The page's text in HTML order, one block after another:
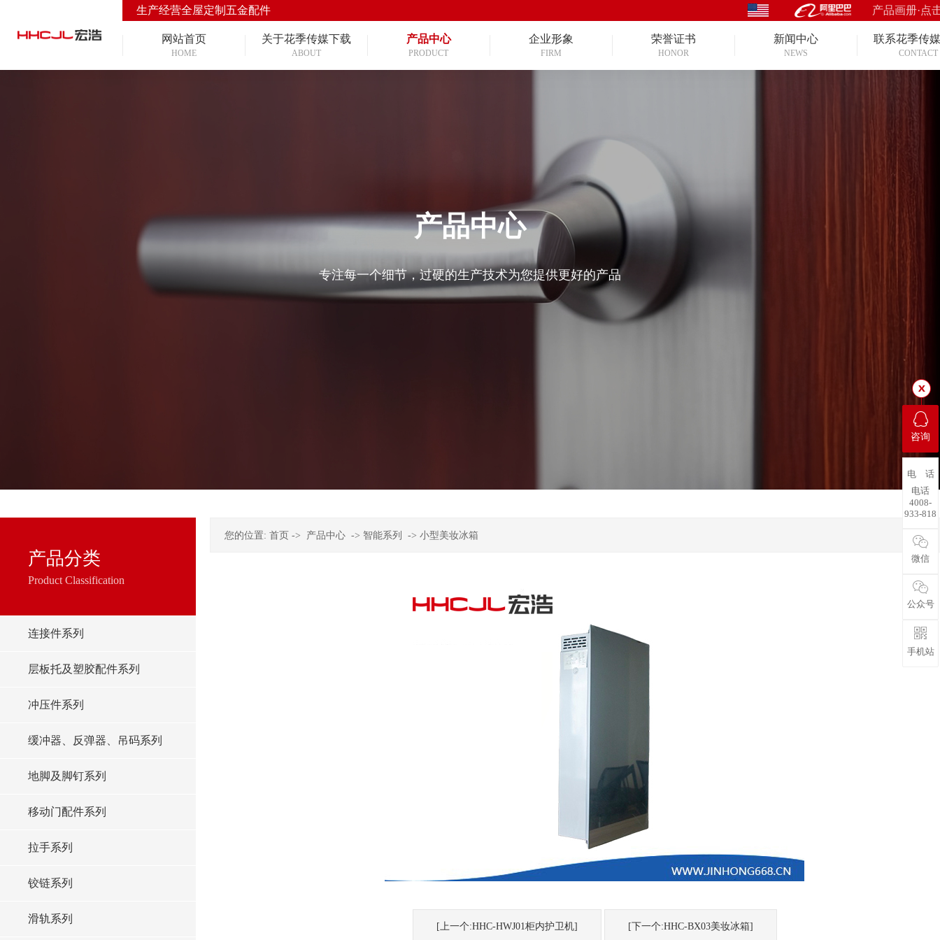
生产经营全屋定制五金配件 产品画册·点
网站首页
HOME
关于花季传媒下载
ABOUT
产品中心
PRODUCT
企业形象
FIRM
荣誉证书
HONOR
新闻中心
NEWS
联系花季传
CONTACT
产品中心
专注每一个细节，过硬的生产技术为您提供更好的产品
产品分类
Product Classification
连接件系列
层板托及塑胶配件系列
冲压件系列
缓冲器、反弹器、吊码系列
地脚及脚钉系列
移动门配件系列
拉手系列
铰链系列
滑轨系列
您的位置: 首页 -> 产品中心 -> 智能系列 -> 小型美妆冰箱
[上一个:HHC-HWJ01柜内护卫机] [下一个:HHC-BX03美妆冰箱]
咨询
电 话
电话
4008-
933-818
微信
公众号
手机站